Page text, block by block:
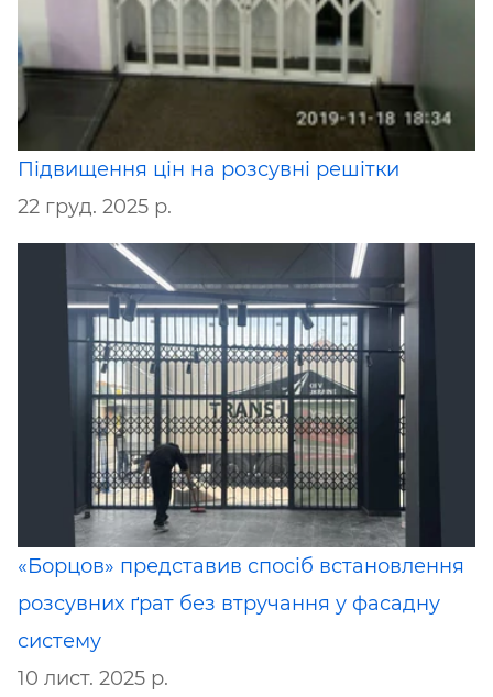
Підвищення цін на розсувні решітки
22 груд. 2025 р.
«Борцов» представив спосіб встановлення
розсувних ґрат без втручання у фасадну
систему
10 лист. 2025 р.